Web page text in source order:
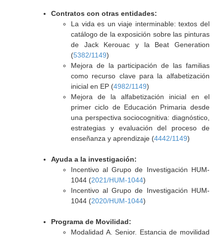
Contratos con otras entidades:
La vida es un viaje interminable: textos del
catálogo de la exposición sobre las pinturas
de Jack Kerouac y la Beat Generation
(5382/1149)
Mejora de la participación de las familias
como recurso clave para la alfabetización
inicial en EP (4982/1149)
Mejora de la alfabetización inicial en el
primer ciclo de Educación Primaria desde
una perspectiva sociocognitiva: diagnóstico,
estrategias y evaluación del proceso de
enseñanza y aprendizaje (4442/1149)
Ayuda a la investigación:
Incentivo al Grupo de Investigación HUM-
1044 (2021/HUM-1044)
Incentivo al Grupo de Investigación HUM-
1044 (2020/HUM-1044)
Programa de Movilidad:
Modalidad A. Senior. Estancia de movilidad